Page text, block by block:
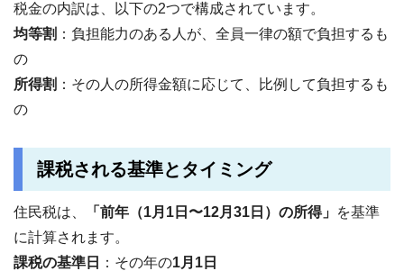
税金の内訳は、以下の2つで構成されています。
均等割 ：負担能力のある人が、全員一律の額で負担するも
の
所得割 ：その人の所得金額に応じて、比例して負担するも
の
課税される基準とタイミング
住民税は、 「前年（1月1日〜12月31日）の所得」 を基準
に計算されます。
課税の基準日
：その年の1月1日